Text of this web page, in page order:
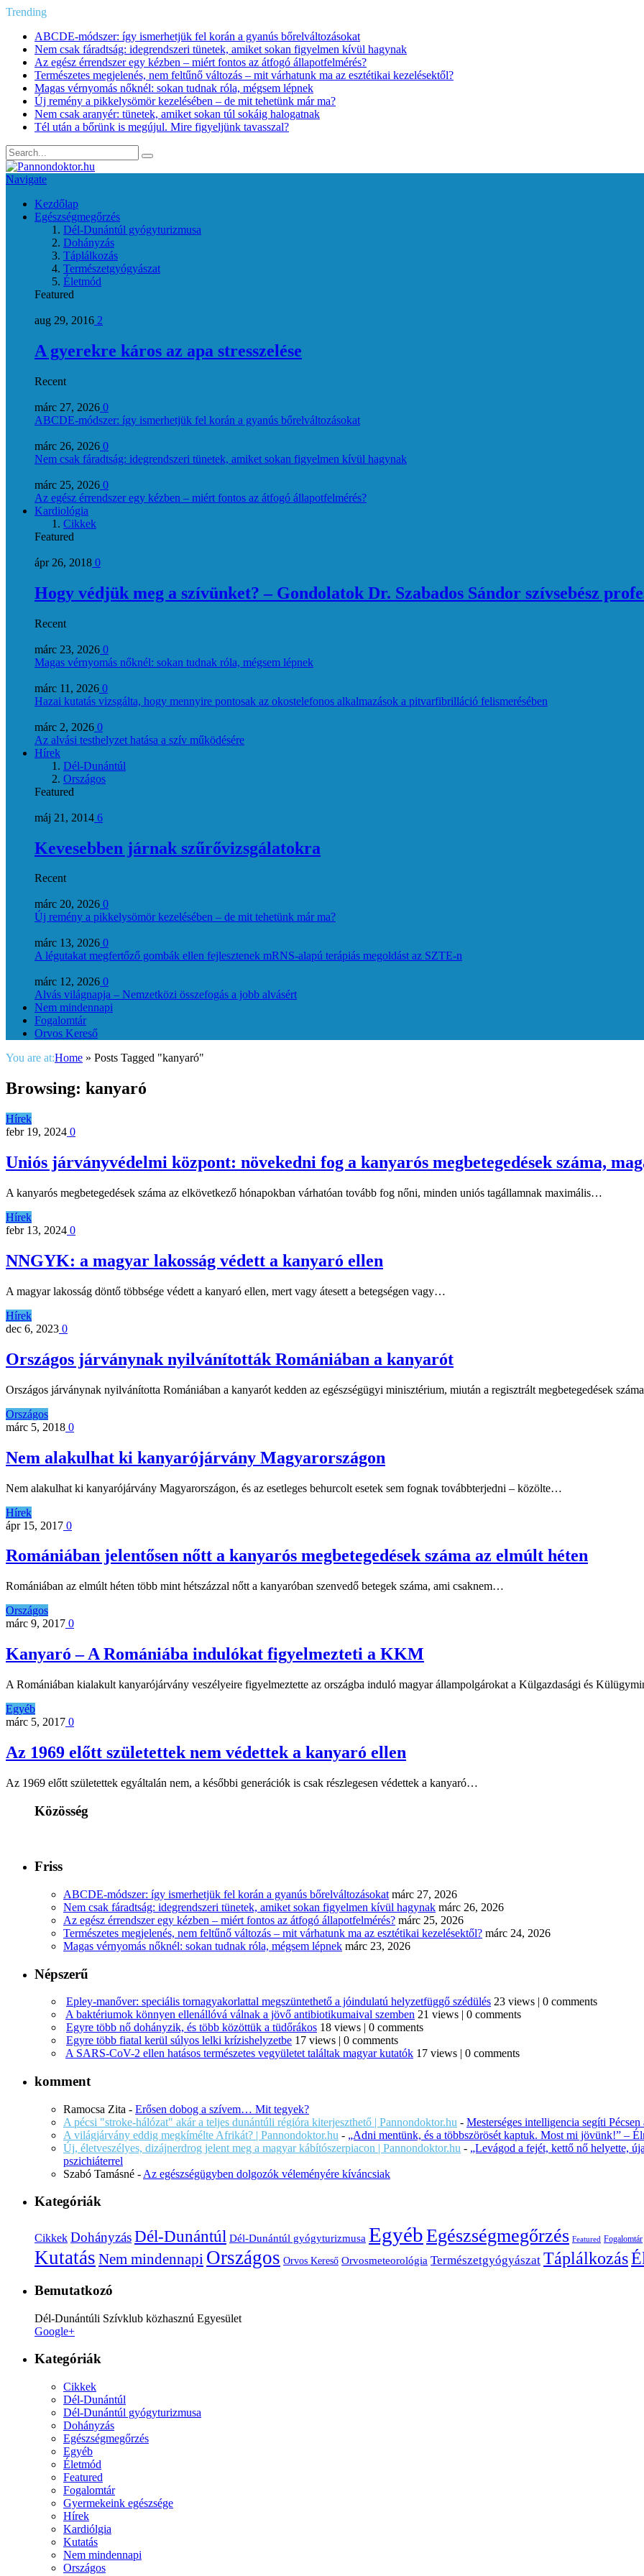
Trending
ABCDE‑módszer: így ismerhetjük fel korán a gyanús bőrelváltozásokat
Nem csak fáradtság: idegrendszeri tünetek, amiket sokan figyelmen kívül hagynak
Az egész érrendszer egy kézben – miért fontos az átfogó állapotfelmérés?
Természetes megjelenés, nem feltűnő változás – mit várhatunk ma az esztétikai kezelésektől?
Magas vérnyomás nőknél: sokan tudnak róla, mégsem lépnek
Új remény a pikkelysömör kezelésében – de mit tehetünk már ma?
Nem csak aranyér: tünetek, amiket sokan túl sokáig halogatnak
Tél után a bőrünk is megújul. Mire figyeljünk tavasszal?
Navigate
Kezdőlap
Egészségmegőrzés
Dél-Dunántúl gyógyturizmusa
Dohányzás
Táplálkozás
Természetgyógyászat
Életmód
Featured
aug 29, 2016 2
A gyerekre káros az apa stresszelése
Recent
márc 27, 2026 0
ABCDE‑módszer: így ismerhetjük fel korán a gyanús bőrelváltozásokat
márc 26, 2026 0
Nem csak fáradtság: idegrendszeri tünetek, amiket sokan figyelmen kívül hagynak
márc 25, 2026 0
Az egész érrendszer egy kézben – miért fontos az átfogó állapotfelmérés?
Kardiológia
Cikkek
Featured
ápr 26, 2018 0
Hogy védjük meg a szívünket? – Gondolatok Dr. Szabados Sándor szívsebész
Recent
márc 23, 2026 0
Magas vérnyomás nőknél: sokan tudnak róla, mégsem lépnek
márc 11, 2026 0
Hazai kutatás vizsgálta, hogy mennyire pontosak az okostelefonos alkalmazások a pitvarfibrilláció felismerésében
márc 2, 2026 0
Az alvási testhelyzet hatása a szív működésére
Hírek
Dél-Dunántúl
Országos
Featured
máj 21, 2014 6
Kevesebben járnak szűrővizsgálatokra
Recent
márc 20, 2026 0
Új remény a pikkelysömör kezelésében – de mit tehetünk már ma?
márc 13, 2026 0
A légutakat megfertőző gombák ellen fejlesztenek mRNS-alapú terápiás megoldást az SZTE-n
márc 12, 2026 0
Alvás világnapja – Nemzetközi összefogás a jobb alvásért
Nem mindennapi
Fogalomtár
Orvos Kereső
You are at:Home » Posts Tagged "kanyaró"
Browsing: kanyaró
Hírek
febr 19, 2024 0
Uniós járványvédelmi központ: növekedni fog a kanyarós megbetegedések száma,
A kanyarós megbetegedések száma az elkövetkező hónapokban várhatóan tovább fog nőni, minden uniós tagállamnak maximális…
Hírek
febr 13, 2024 0
NNGYK: a magyar lakosság védett a kanyaró ellen
A magyar lakosság döntő többsége védett a kanyaró ellen, mert vagy átesett a betegségen vagy…
Hírek
dec 6, 2023 0
Országos járványnak nyilvánították Romániában a kanyarót
Országos járványnak nyilvánította Romániában a kanyarót kedden az egészségügyi minisztérium, miután a regisztrált megbetegedések
Országos
márc 5, 2018 0
Nem alakulhat ki kanyarójárvány Magyarországon
Nem alakulhat ki kanyarójárvány Magyarországon, és az esetleges behurcolt esetek sem fognak továbbterjedni – közölte…
Hírek
ápr 15, 2017 0
Romániában jelentősen nőtt a kanyarós megbetegedések száma az elmúlt héten
Romániában az elmúlt héten több mint hétszázzal nőtt a kanyaróban szenvedő betegek száma, ami csaknem…
Országos
márc 9, 2017 0
Kanyaró – A Romániába indulókat figyelmezteti a KKM
A Romániában kialakult kanyarójárvány veszélyeire figyelmeztette az országba induló magyar állampolgárokat a Külgazdasági és
Egyéb
márc 5, 2017 0
Az 1969 előtt születettek nem védettek a kanyaró ellen
Az 1969 előtt születettek egyáltalán nem, a későbbi generációk is csak részlegesen védettek a kanyaró…
Közösség
Friss
ABCDE‑módszer: így ismerhetjük fel korán a gyanús bőrelváltozásokat márc 27, 2026
Nem csak fáradtság: idegrendszeri tünetek, amiket sokan figyelmen kívül hagynak márc 26, 2026
Az egész érrendszer egy kézben – miért fontos az átfogó állapotfelmérés? márc 25, 2026
Természetes megjelenés, nem feltűnő változás – mit várhatunk ma az esztétikai kezelésektől? márc 24, 2026
Magas vérnyomás nőknél: sokan tudnak róla, mégsem lépnek márc 23, 2026
Népszerű
Epley-manőver: speciális tornagyakorlattal megszüntethető a jóindulatú helyzetfüggő szédülés 23 views | 0 comments
A baktériumok könnyen ellenállóvá válnak a jövő antibiotikumaival szemben 21 views | 0 comments
Egyre több nő dohányzik, és több közöttük a tüdőrákos 18 views | 0 comments
Egyre több fiatal kerül súlyos lelki krízishelyzetbe 17 views | 0 comments
A SARS-CoV-2 ellen hatásos természetes vegyületet találtak magyar kutatók 17 views | 0 comments
komment
Ramocsa Zita - Erősen dobog a szívem… Mit tegyek?
A pécsi "stroke-hálózat" akár a teljes dunántúli régióra kiterjeszthető | Pannondoktor.hu - Mesterséges intelligencia segíti
A világjárvány eddig megkímélte Afrikát? | Pannondoktor.hu - „Adni mentünk, és a többszörösét kaptuk. Most mi jövünk!” –
Új, életveszélyes, dizájnerdrog jelent meg a magyar kábítószerpiacon | Pannondoktor.hu - „Levágod a fejét, kettő nő helyette,
pszichiáterrel
Szabó Tamásné - Az egészségügyben dolgozók véleményére kíváncsiak
Kategóriák
Cikkek DohányzásDél-Dunántúl Dél-Dunántúl gyógyturizmusa EgyébEgészségmegőrzés Featured Fogalomtár
Kutatás Nem mindennapi Országos Orvos Kereső Orvosmeteorológia Természetgyógyászat Táplálkozás
Bemutatkozó
Dél-Dunántúli Szívklub közhasznú Egyesület
Google+
Kategóriák
Cikkek
Dél-Dunántúl
Dél-Dunántúl gyógyturizmusa
Dohányzás
Egészségmegőrzés
Egyéb
Életmód
Featured
Fogalomtár
Gyermekeink egészsége
Hírek
Kardiólgia
Kutatás
Nem mindennapi
Országos